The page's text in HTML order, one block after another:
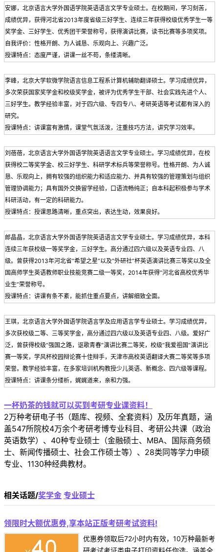
安娜，北京语言大学外国语学院英语语言文学专业硕士。在校期间，学习刻苦，
成绩优异，获得河北省2013年度省级三好学生、连续三年获得校级优秀学生一等
奖学金、三好学生、优秀团干荣誉称号，获得演讲比赛，读书比赛等多项奖项。
自我评价：性格开朗、为人诚恳、乐观向上、兴趣广泛。
授课特点：态度严谨，讲课一丝不苟，条缕清晰。
李峰，北京大学软微学院语言信息工程系计算机辅助翻译硕士。学习成绩优异，
多次荣获国家奖学金和校级奖学金，被评为优秀学生干部、社会实践先进个人、
三好学生。教学经验丰富，对于四六级、专四专八、考研英语等考试都有深入的
研究。
授课特点：讲课富有激情，课堂气氛活泼，注重技巧方法，讲究学习效率。
刘蓓蓓，北京语言大学外国语学院英语语言文学专业硕士。学习成绩优异，在校
获得校二等奖学金、校三好学生、科研学术标兵等荣誉称号。性格开朗、为人诚
恳、乐观向上，拥有较强的组织能力和适应能力、并具有较强的管理策划与组织
管理协调能力；具有国外交换留学经验，口语流畅纯正；自本科起积极参与学术
科研活动，有一定的科研能力。
授课特点：授课思路清晰，重点突出，表达生动，效果良好。
郎晶晶，北京语言大学外国语学院英语语言文学专业硕士。学习成绩优异，本科
连续三年获校级一等奖学金，三好学生。高分通过四六级以及英语专业四、八
级。曾获得2013年河北省“希望之星”以及“外研社”杯英语演讲比赛三等奖以及全
国高师学生英语教师职业技能竞赛二级一等奖，2014年获得“河北省高校优秀毕
业生”荣誉称号。
授课特点：讲课有条不紊，能抓住重点要点，讲解细致全面。
王琪，北京语言大学外国语学院语言学及应用语言学专业硕士。学习成绩优异，
多次获校级二等、三等奖学金，高分通过四六级以及英语专业四、八级。爱好广
泛，曾获得校级“强国之路，讴歌青春”演讲比赛二等奖，校级“我爱祖国”演讲比
赛一等奖，学风杯校园辩论赛十佳辩手，天津市高校英语翻译大赛二等奖等多项
荣誉。教学经验丰富，在多家培训机构教授少儿英语、新概念、四六级等课程。
授课特点：讲课条分缕析，娓娓道来，亲和力强。
一杯奶茶的钱就可以买到考研专业课资料！
2万种考研电子书（题库、视频、全套资料）及历年真题，涵
盖547所院校4万余个考研考博专业科目、考研公共课（政治
英语数学）、40种专业硕士（金融硕士、MBA、国际商务硕
士、新闻传播硕士、社会工作硕士等）、28类同等学力申硕
专业、1130种经典教材。
相关话题/奖学金 专业硕士
领限时大额优惠券,享本站正版考研考试资料!
优惠券领取后72小时内有效，10万种最新考
研考试考证类电子打印资料任你选。涵盖全